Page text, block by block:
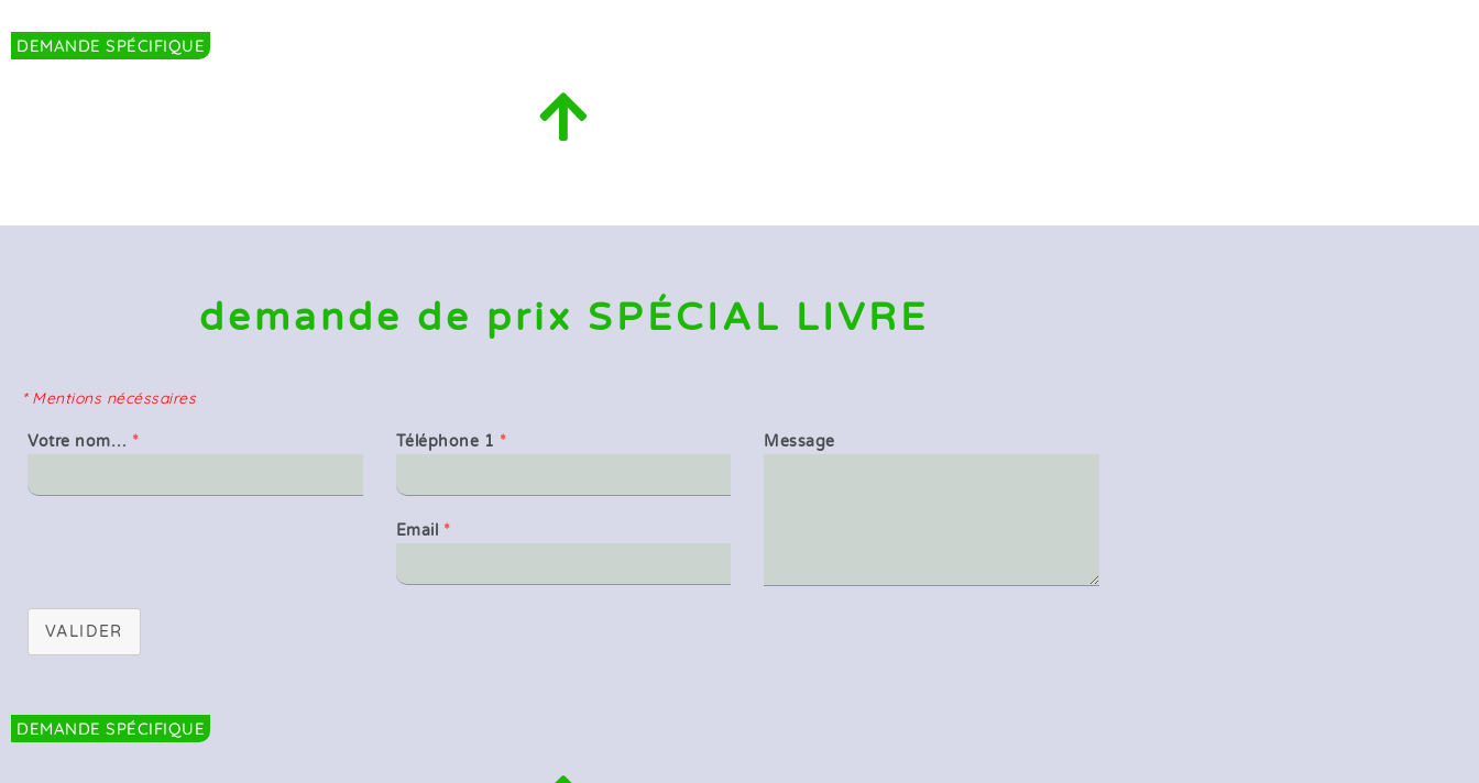
DEMANDE SPÉCIFIQUE
demande de prix SPÉCIAL LIVRE
* Mentions nécéssaires
Votre nom… * Téléphone 1 *
Email *
Message
VALIDER
DEMANDE SPÉCIFIQUE